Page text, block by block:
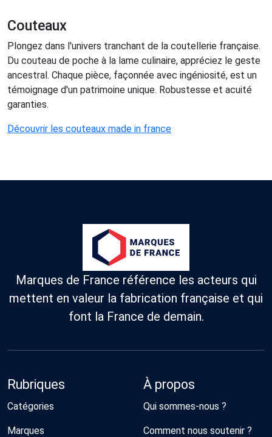
Couteaux
Plongez dans l'univers tranchant de la coutellerie française.
Du couteau de poche à la lame culinaire, appréciez le geste
ancestral. Chaque pièce, façonnée avec ingéniosité, est un
témoignage d'un patrimoine unique. Robustesse et acuité
garanties.
Découvrir les couteaux made in france
Marques de France référence les acteurs qui
mettent en valeur la fabrication française et qui
font la France de demain.
Rubriques
Catégories
Marques
À propos
Qui sommes-nous ?
Comment nous soutenir ?